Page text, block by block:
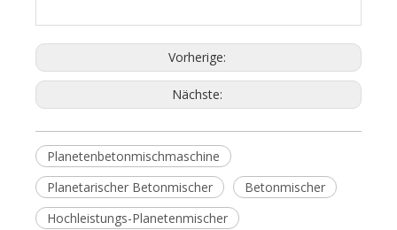
Vorherige:
Nächste:
Planetenbetonmischmaschine
Planetarischer Betonmischer
Betonmischer
Hochleistungs-Planetenmischer